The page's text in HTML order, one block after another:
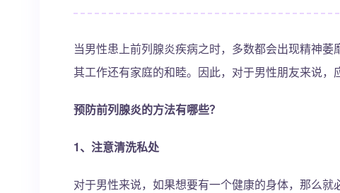
当男性患上前列腺炎疾病之时，多数都会出现精神
其工作还有家庭的和睦。因此，对于男性朋友来说，
预防前列腺炎的方法有哪些？
1、注意清洗私处
对于男性来说，如果想要有一个健康的身体，那么